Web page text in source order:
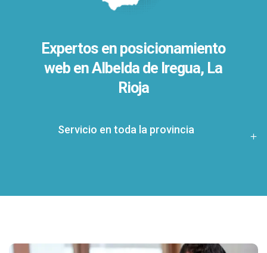
Expertos en posicionamiento
web en Albelda de Iregua, La
Rioja
Servicio en toda la provincia